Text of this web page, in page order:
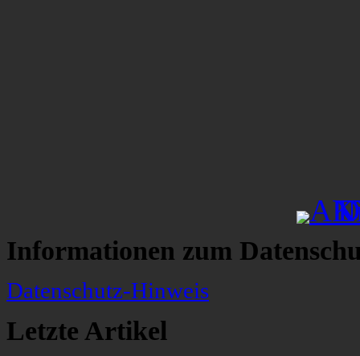
Informationen zum
Datenschutz-Hinweis
Letzte Artikel